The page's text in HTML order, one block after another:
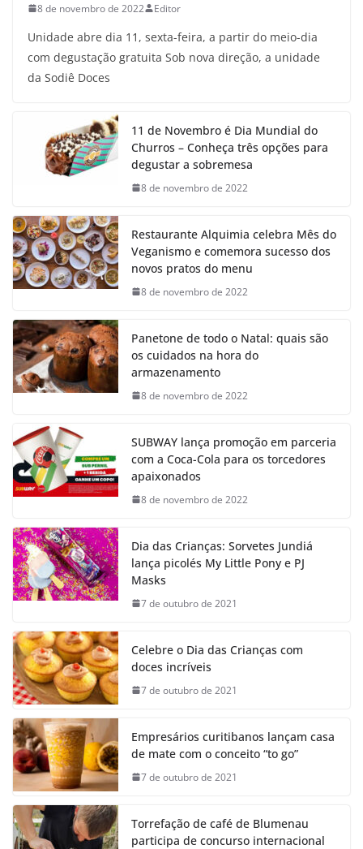
8 de novembro de 2022 Editor
Unidade abre dia 11, sexta-feira, a partir do meio-dia
com degustação gratuita Sob nova direção, a unidade
da Sodiê Doces
11 de Novembro é Dia Mundial do
Churros – Conheça três opções para
degustar a sobremesa
8 de novembro de 2022
Restaurante Alquimia celebra Mês do
Veganismo e comemora sucesso dos
novos pratos do menu
8 de novembro de 2022
Panetone de todo o Natal: quais são
os cuidados na hora do
armazenamento
8 de novembro de 2022
SUBWAY lança promoção em parceria
com a Coca-Cola para os torcedores
apaixonados
8 de novembro de 2022
Dia das Crianças: Sorvetes Jundiá
lança picolés My Little Pony e PJ
Masks
7 de outubro de 2021
Celebre o Dia das Crianças com
doces incríveis
7 de outubro de 2021
Empresários curitibanos lançam casa
de mate com o conceito “to go”
7 de outubro de 2021
Torrefação de café de Blumenau
participa de concurso internacional